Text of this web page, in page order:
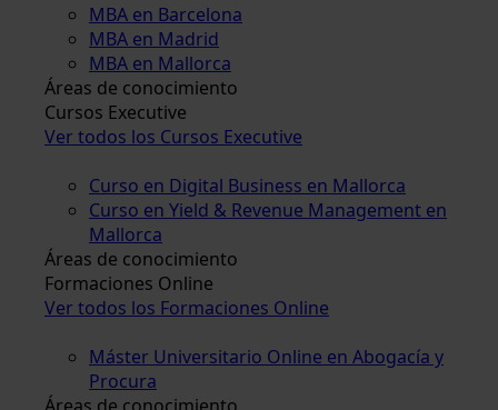
MBA en Barcelona
MBA en Madrid
MBA en Mallorca
Áreas de conocimiento
Cursos Executive
Ver todos los Cursos Executive
Curso en Digital Business en Mallorca
Curso en Yield & Revenue Management en
Mallorca
Áreas de conocimiento
Formaciones Online
Ver todos los Formaciones Online
Máster Universitario Online en Abogacía y
Procura